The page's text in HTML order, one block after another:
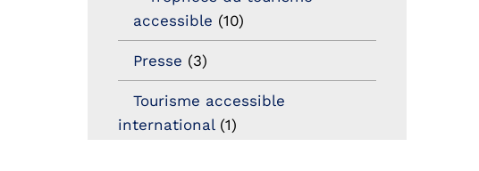
accessible (10)
Presse (3)
Tourisme accessible
international(1)